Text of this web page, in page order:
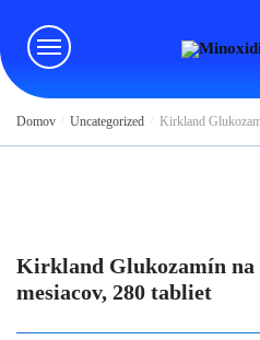
navigation
content
Domov Uncategorized Kirkland
Kirkland Glukozamín na
mesiacov, 280 tabliet